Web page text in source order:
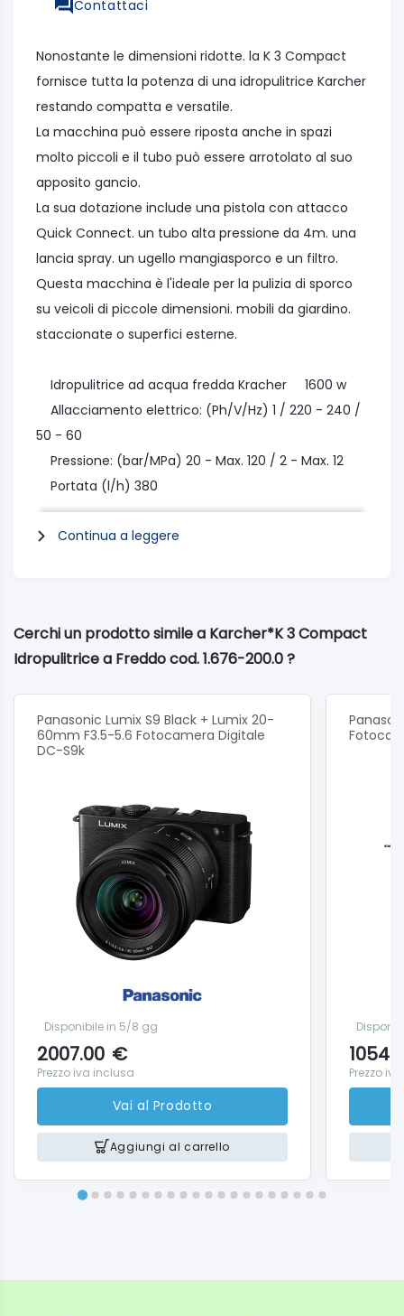
Contattaci
Nonostante le dimensioni ridotte. la K 3 Compact
fornisce tutta la potenza di una idropulitrice Karcher
restando compatta e versatile.
La macchina può essere riposta anche in spazi
molto piccoli e il tubo può essere arrotolato al suo
apposito gancio.
La sua dotazione include una pistola con attacco
Quick Connect. un tubo alta pressione da 4m. una
lancia spray. un ugello mangiasporco e un filtro.
Questa macchina è l'ideale per la pulizia di sporco
su veicoli di piccole dimensioni. mobili da giardino.
staccionate o superfici esterne.
Idropulitrice ad acqua fredda Kracher 1600 w
Allacciamento elettrico: (Ph/V/Hz) 1 / 220 - 240 /
50 - 60
Pressione: (bar/MPa) 20 - Max. 120 / 2 - Max. 12
Portata (l/h) 380
Temperatura ingresso acqua (°C) Max. 40
Potenza allacciata (kW) 1.6
Continua a leggere
Cerchi un prodotto simile a Karcher*K 3 Compact
Idropulitrice a Freddo cod. 1.676-200.0 ?
Panasonic Lumix S9 Black + Lumix 20-
60mm F3.5-5.6 Fotocamera Digitale
DC-S9k
Disponibile in 5/8 gg
2007.00 €
Prezzo iva inclusa
Vai al Prodotto
Aggiungi al carrello
Prezzo